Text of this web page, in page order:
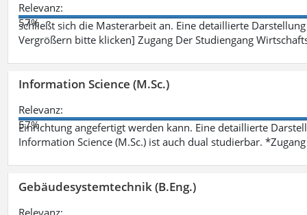
Relevanz:
57%
schließt sich die Masterarbeit an. Eine detaillierte
Vergrößern bitte klicken] Zugang Der Studiengang
Information Science (M.Sc.)
Relevanz:
57%
Einrichtung angefertigt werden kann. Eine detaillierte
Information Science (M.Sc.) ist auch dual studierbar.
Gebäudesystemtechnik (B.Eng.)
Relevanz: